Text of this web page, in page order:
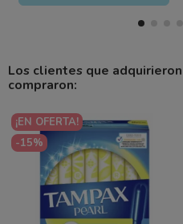
Los clientes que
compraron:
¡EN OFERTA!
-15%